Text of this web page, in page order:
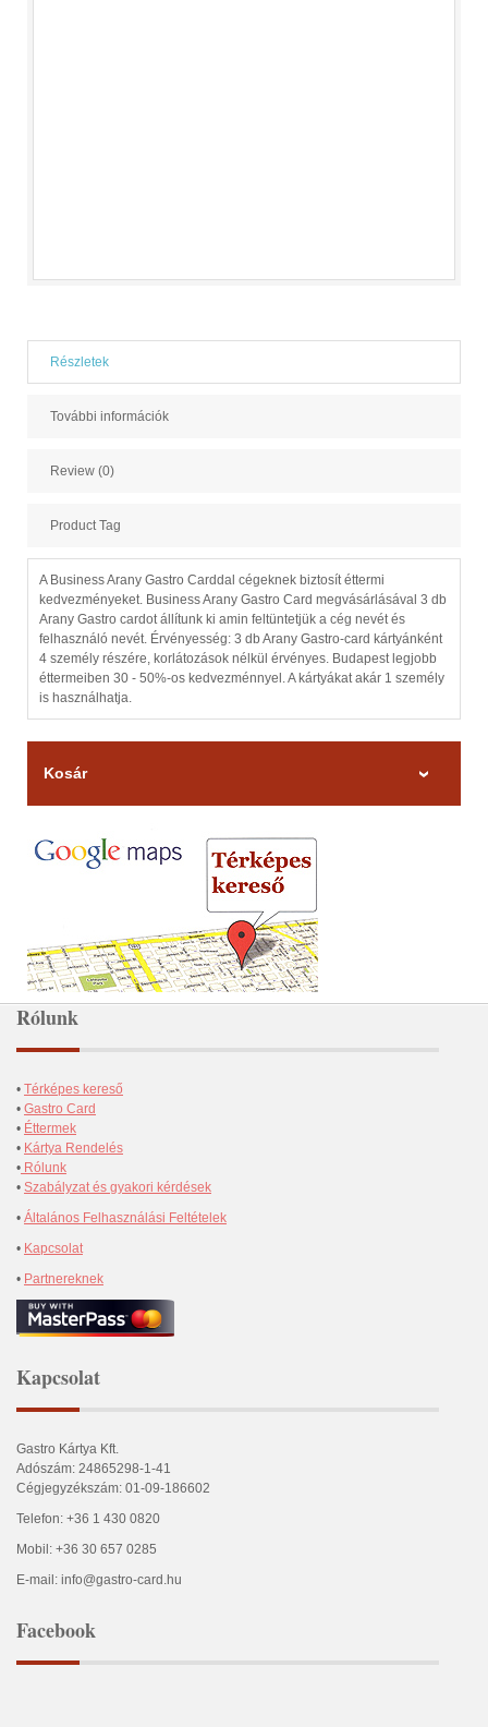
Részletek
További információk
Review (0)
Product Tag
A Business Arany Gastro Carddal cégeknek biztosít éttermi
kedvezményeket. Business Arany Gastro Card megvásárlásával 3 db
Arany Gastro cardot állítunk ki amin feltüntetjük a cég nevét és
felhasználó nevét. Érvényesség: 3 db Arany Gastro-card kártyánként
4 személy részére, korlátozások nélkül érvényes. Budapest legjobb
éttermeiben 30 - 50%-os kedvezménnyel. A kártyákat akár 1 személy
is használhatja.
Kosár
Rólunk
• Térképes kereső
• Gastro Card
• Éttermek
• Kártya Rendelés
• Rólunk
• Szabályzat és gyakori kérdések
• Általános Felhasználási Feltételek
• Kapcsolat
• Partnereknek
Kapcsolat
Gastro Kártya Kft.
Adószám: 24865298-1-41
Cégjegyzékszám: 01-09-186602
Telefon: +36 1 430 0820
Mobil: +36 30 657 0285
E-mail: info@gastro-card.hu
Facebook